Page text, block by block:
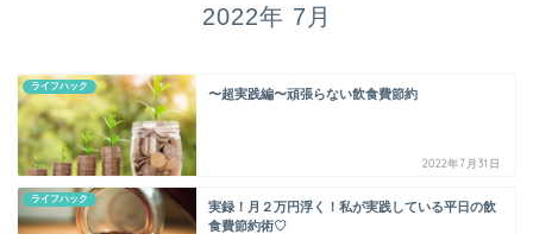
2022年 7月
ライフハック
〜超実践編〜頑張らない飲食費節約
2022年7月31日
ライフハック
実録！月２万円浮く！私が実践している平日の飲
食費節約術♡